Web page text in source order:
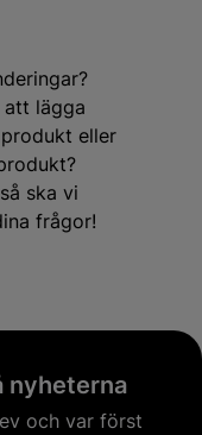
att lägga
eller
ska vi
frågor!
nyheterna
och var först